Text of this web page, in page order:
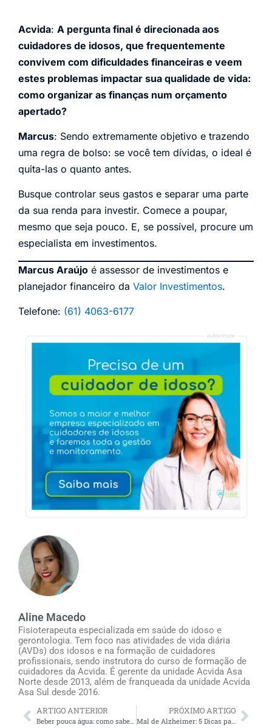
Acvida: A pergunta final é direcionada aos
cuidadores de idosos, que frequentemente
convivem com dificuldades financeiras e veem
estes problemas impactar sua qualidade de vida:
como organizar as finanças num orçamento
apertado?
Marcus: Sendo extremamente objetivo e trazendo
uma regra de bolso: se você tem dívidas, o ideal é
quita-las o quanto antes.
Busque controlar seus gastos e separar uma parte
da sua renda para investir. Comece a poupar,
mesmo que seja pouco. E, se possível, procure um
especialista em investimentos.
Marcus Araújo é assessor de investimentos e
planejador financeiro da Valor Investimentos.
Telefone: (61) 4063-6177
Aline Macedo
Fisioterapeuta especializada em saúde do idoso e
gerontologia. Tem foco nas atividades de vida diária
(AVDs) dos idosos e na formação de cuidadores
profissionais, sendo instrutora do curso de formação de
cuidadores da Acvida. É gerente da unidade Acvida Asa
Norte desde 2013, além de franqueada da unidade Acvida
Asa Sul desde 2016.
ARTIGO ANTERIOR
Beber pouca água: como saber se você precisa ingerir mais líquidos?
PRÓXIMO ARTIGO
Mal de Alzheimer: 5 Dicas para lidar com os idosos